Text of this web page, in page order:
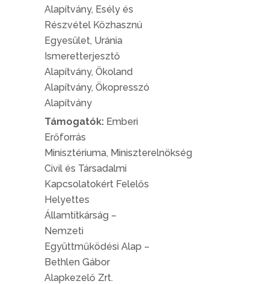
Alapítvány, Esély és
Részvétel Közhasznú
Egyesület, Uránia
Ismeretterjesztő
Alapítvány, Ökoland
Alapítvány, Ökopresszó
Alapítvány
Támogatók: Emberi
Erőforrás
Minisztériuma, Miniszterelnökség
Civil és Társadalmi
Kapcsolatokért Felelős
Helyettes
Államtitkárság –
Nemzeti
Együttműködési Alap –
Bethlen Gábor
Alapkezelő Zrt.